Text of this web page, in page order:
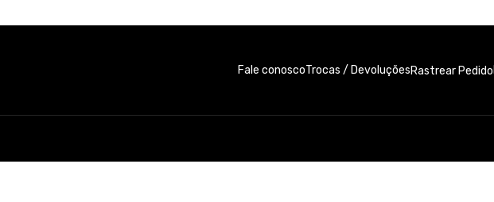
Fale conoscoTrocas / DevoluçõesRastrear Pedido
07